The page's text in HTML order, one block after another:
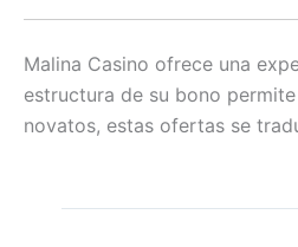
Malina Casino ofrece una
estructura de su bono
novatos, estas ofertas se